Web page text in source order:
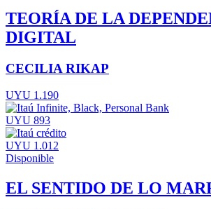
TEORÍA DE LA
DIGITAL
CECILIA RIKAP
UYU 1.190
UYU 893
UYU 1.012
Disponible
EL SENTIDO DE LO